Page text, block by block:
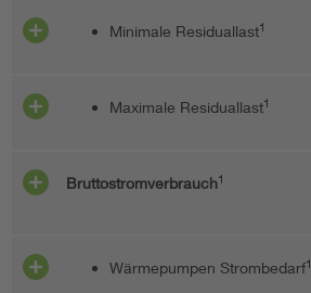
Minimale Residuallast1
Maximale Residuallast1
Bruttostromverbrauch1
Wärmepumpen Strombedarf1